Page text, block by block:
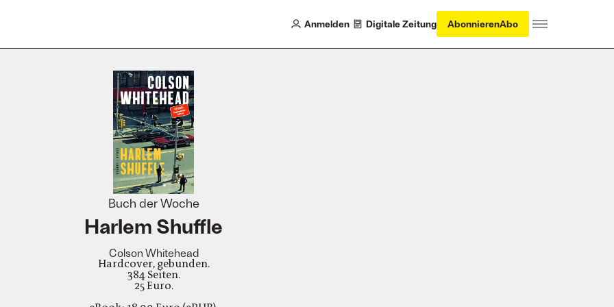
Anmelden Digitale Zeitung AbonnierenAbo
Buch der Woche
Harlem Shuffle
Colson Whitehead
Hardcover, gebunden.
384 Seiten.
25 Euro.